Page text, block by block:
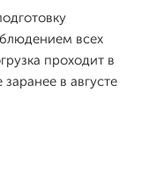
всех
проходит в
в августе